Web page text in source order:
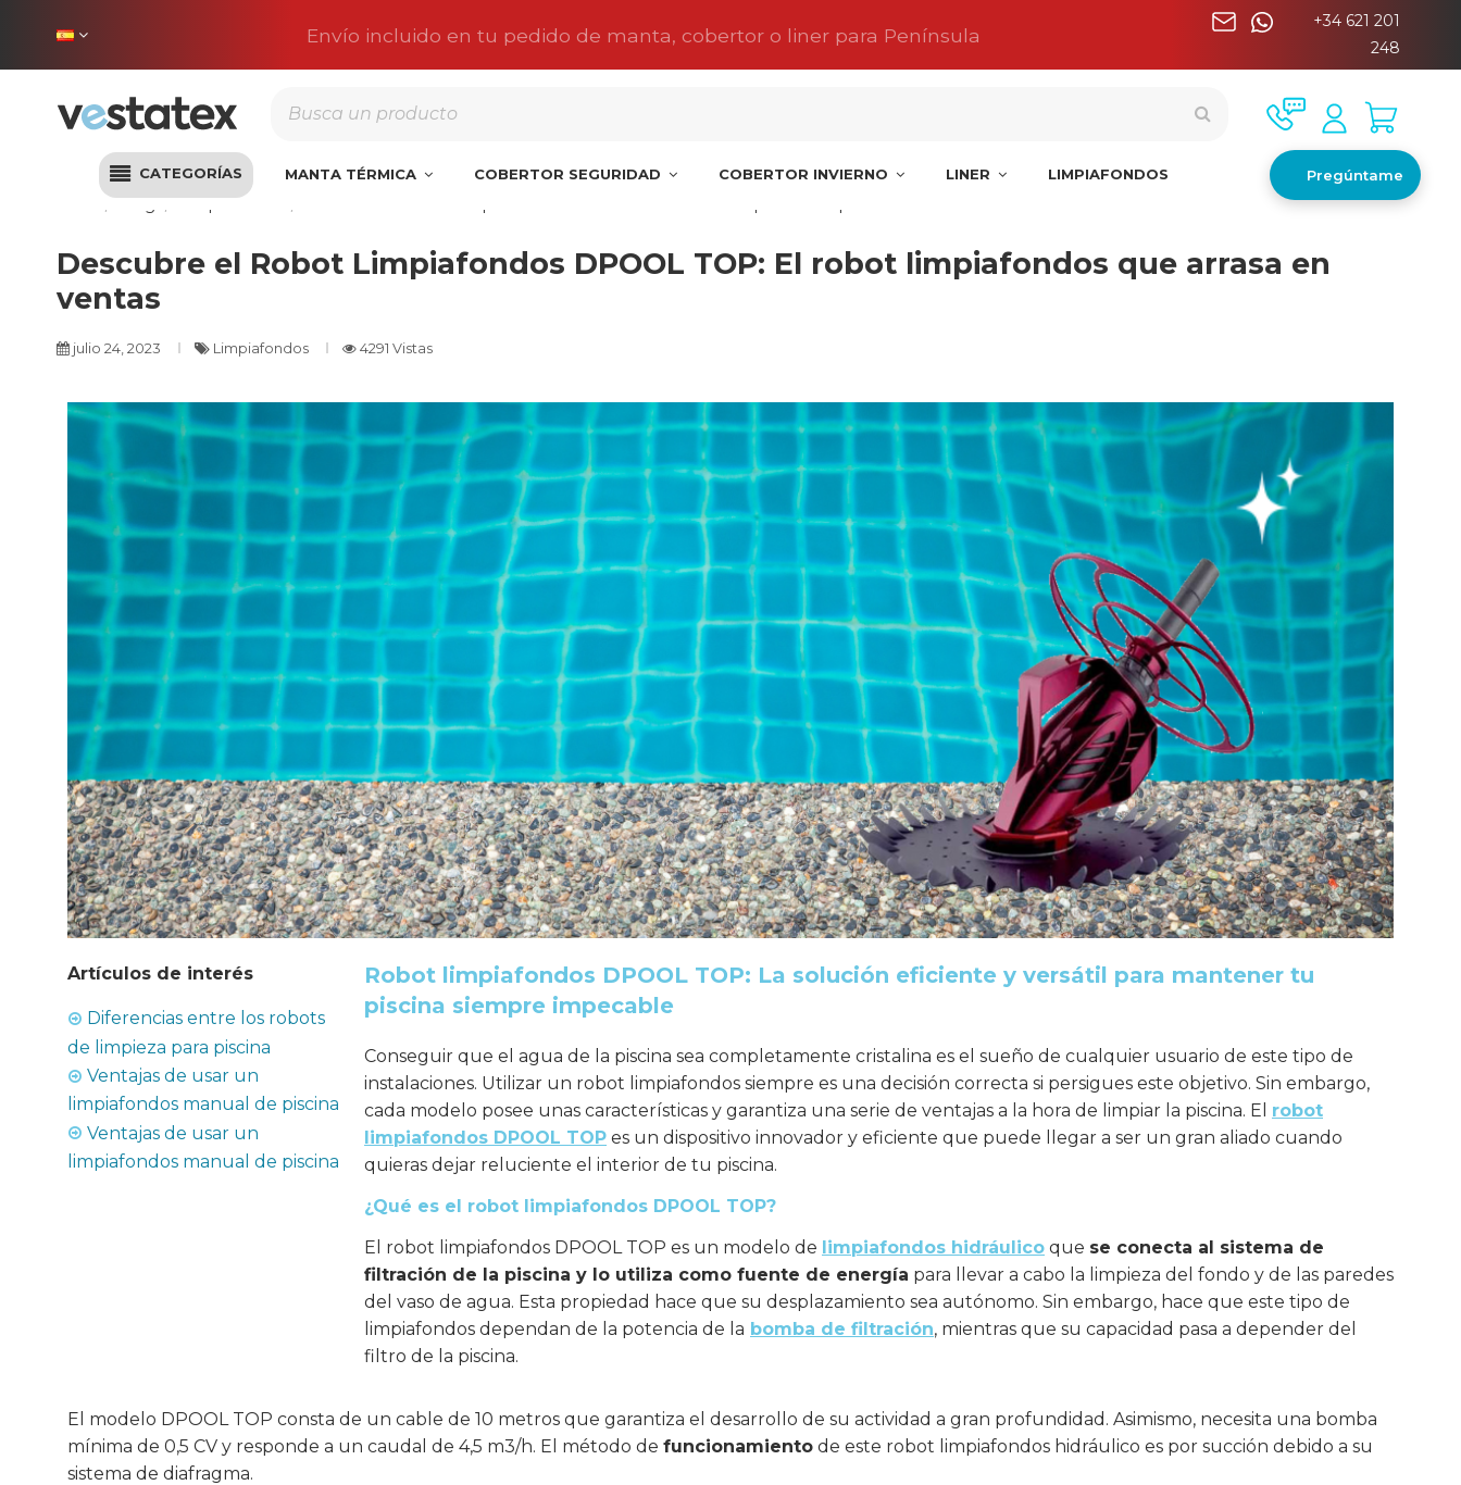
Envío incluido en tu pedido de manta, cobertor o liner para Península
+34 621 201
248
CATEGORÍAS MANTA TÉRMICA COBERTOR SEGURIDAD COBERTOR INVIERNO LINER LIMPIAFONDOS Pregúntame
Blog Limpiafondos
Descubre el Robot Limpiafondos DPOOL TOP: El robot limpiafondos que arrasa en
ventas
julio 24, 2023 Limpiafondos 4291 Vistas
Artículos de interés
Diferencias entre los robots
de limpieza para piscina
Ventajas de usar un
limpiafondos manual de piscina
Ventajas de usar un
limpiafondos manual de piscina
Robot limpiafondos DPOOL TOP: La solución eficiente y versátil para mantener tu
piscina siempre impecable
Conseguir que el agua de la piscina sea completamente cristalina es el sueño de cualquier usuario de este tipo de
instalaciones. Utilizar un robot limpiafondos siempre es una decisión correcta si persigues este objetivo. Sin embargo,
cada modelo posee unas características y garantiza una serie de ventajas a la hora de limpiar la piscina. El robot
limpiafondos DPOOL TOPes un dispositivo innovador y eficiente que puede llegar a ser un gran aliado cuando
quieras dejar reluciente el interior de tu piscina.
¿Qué es el robot limpiafondos DPOOL TOP?
El robot limpiafondos DPOOL TOP es un modelo de limpiafondos hidráulicoque se conecta al sistema de
filtración de la piscina y lo utiliza como fuente de energía para llevar a cabo la limpieza del fondo y de las paredes
del vaso de agua. Esta propiedad hace que su desplazamiento sea autónomo. Sin embargo, hace que este tipo de
limpiafondos dependan de la potencia de la bomba de filtración, mientras que su capacidad pasa a depender del
filtro de la piscina.
El modelo DPOOL TOP consta de un cable de 10 metros que garantiza el desarrollo de su actividad a gran profundidad. Asimismo, necesita una bomba
mínima de 0,5 CV y responde a un caudal de 4,5 m3/h. El método de funcionamiento de este robot limpiafondos hidráulico es por succión debido a su
sistema de diafragma.